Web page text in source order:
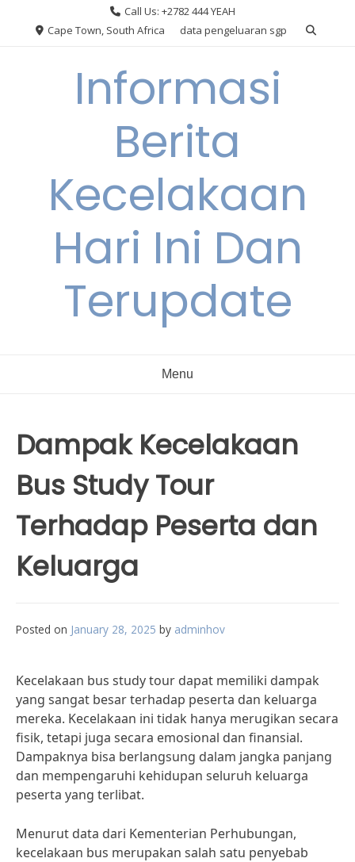
Call Us: +2782 444 YEAH
Cape Town, South Africa
data pengeluaran sgp
Informasi
Berita
Kecelakaan
Hari Ini Dan
Terupdate
Menu
Dampak Kecelakaan
Bus Study Tour
Terhadap Peserta dan
Keluarga
Posted on January 28, 2025 by adminhov
Kecelakaan bus study tour dapat memiliki dampak
yang sangat besar terhadap peserta dan keluarga
mereka. Kecelakaan ini tidak hanya merugikan secara
fisik, tetapi juga secara emosional dan finansial.
Dampaknya bisa berlangsung dalam jangka panjang
dan mempengaruhi kehidupan seluruh keluarga
peserta yang terlibat.
Menurut data dari Kementerian Perhubungan,
kecelakaan bus merupakan salah satu penyebab